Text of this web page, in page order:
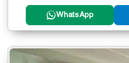
WhatsApp